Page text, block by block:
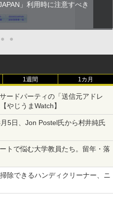
」利用時に注意すべき
● ●
1週間 1カ月
ードパーティの「送信元アドレ
やじうまWatch】
5日、Jon Postel氏から村井純氏
トで悩む大学教員たち。留年・落
除できるハンディクリーナー、ニ